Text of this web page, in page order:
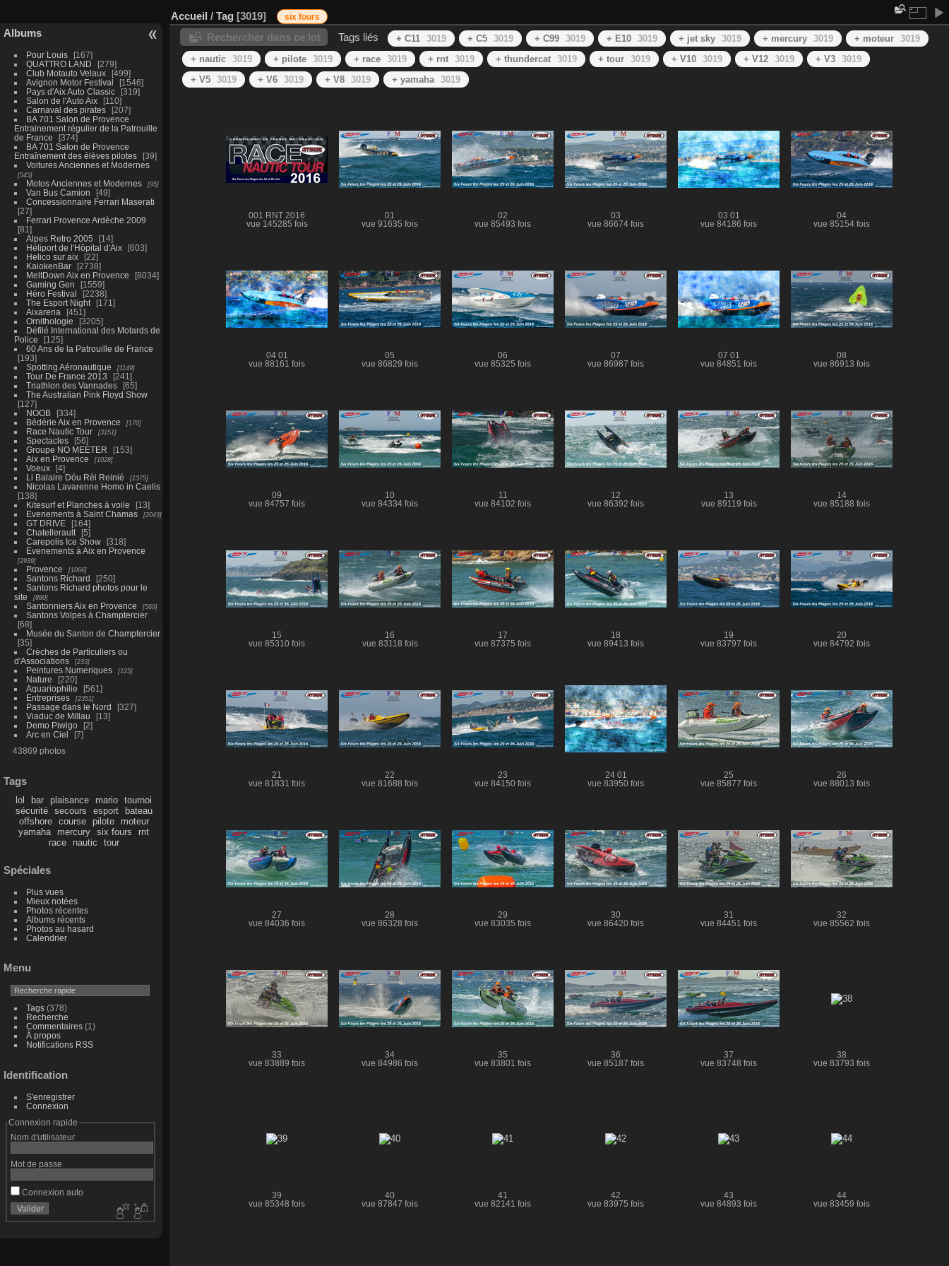
Albums
Pour Louis
167
QUATTRO LAND
279
Club Motauto Velaux
499
Avignon Motor Festival
1546
Pays d'Aix Auto Classic
319
Salon de l'Auto Aix
110
Carnaval des pirates
207
BA 701 Salon de Provence
Entrainement régulier de la Patrouille
de France
374
BA 701 Salon de Provence
Entraînement des élèves pilotes
39
Voitures Anciennes et Modernes
543
Motos Anciennes et Modernes 95
Van Bus Camion
49
Concessionnaire Ferrari Maserati
27
Ferrari Provence Ardèche 2009
81
Alpes Retro 2005
14
Héliport de l'Hôpital d'Aix
603
Helico sur aix
22
KaiokenBar
2738
MeltDown Aix en Provence
8034
Gaming Gen
1559
Héro Festival
2238
The Esport Night
171
Aixarena
451
Ornithologie
3205
Défilé International des Motards de
Police
125
60 Ans de la Patrouille de France
193
Spotting Aéronautique
1149
Tour De France 2013
241
Triathlon des Vannades
65
The Australian Pink Floyd Show
127
NOOB
334
Bédérie Aix en Provence
170
Race Nautic Tour 3151
Spectacles
56
Groupe NO MEETER
153
Aix en Provence
1028
Voeux
4
Li Balaire Dóu Rèi Reinié
1375
Nicolas Lavarenne Homo in Caelis
138
Kitesurf et Planches à voile
13
Evenements à Saint Chamas
2043
GT DRIVE
164
Chatellerault
5
Carepolis Ice Show
318
Evenements à Aix en Provence
2939
Provence 1066
Santons Richard
250
Santons Richard photos pour le
site
880
Santonniers Aix en Provence 569
Santons Volpes à Champtercier
68
Musée du Santon de Champtercier
35
Crèches de Particuliers ou
d'Associations
233
Peintures Numeriques 125
Nature
220
Aquariophilie
561
Entreprises
2351
Passage dans le Nord
327
Viaduc de Millau
13
Demo Piwigo
2
Arc en Ciel
7
43869 photos
Tags
lol bar plaisance mario
tournoi
sécurité
secours esport
bateau
offshore
course pilote
moteur
yamaha
mercury six fours
rnt
race
nautic tour
Spéciales
Plus vues
Mieux notées
Photos récentes
Albums récents
Photos au hasard
Calendrier
Menu
Tags(378)
Recherche
Commentaires(1)
À propos
Notifications RSS
Identification
S'enregistrer
Connexion
Connexion rapide
Nom d'utilisateur
Mot de passe
Connexion auto
Accueil / Tag 3019 six fours
Rechercher dans ce lot Tags liés + C11 3019 + C5 3019 + C99 3019 + E10 3019 + jet sky 3019 + mercury 3019 + moteur 3019
+ nautic 3019 + pilote 3019 + race 3019 + rnt 3019 + thundercat 3019 + tour 3019 + V10 3019 + V12 3019 + V3 3019
+ V5 3019 + V6 3019 + V8 3019 + yamaha 3019
001 RNT 2016
vue 145285 fois
01
vue 91635 fois
02
vue 85493 fois
03
vue 86674 fois
03 01
vue 84186 fois
04
vue 85154 fois
04 01
vue 88161 fois
05
vue 86829 fois
06
vue 85325 fois
07
vue 86987 fois
07 01
vue 84851 fois
08
vue 86913 fois
09
vue 84757 fois
10
vue 84334 fois
11
vue 84102 fois
12
vue 86392 fois
13
vue 89119 fois
14
vue 85188 fois
15
vue 85310 fois
16
vue 83118 fois
17
vue 87375 fois
18
vue 89413 fois
19
vue 83797 fois
20
vue 84792 fois
21
vue 81831 fois
22
vue 81688 fois
23
vue 84150 fois
24 01
vue 83950 fois
25
vue 85877 fois
26
vue 88013 fois
27
vue 84036 fois
28
vue 86328 fois
29
vue 83035 fois
30
vue 86420 fois
31
vue 84451 fois
32
vue 85562 fois
33
vue 83889 fois
34
vue 84986 fois
35
vue 83801 fois
36
vue 85187 fois
37
vue 83748 fois
38
vue 83793 fois
39
vue 85348 fois
40
vue 87847 fois
41
vue 82141 fois
42
vue 83975 fois
43
vue 84893 fois
44
vue 83459 fois